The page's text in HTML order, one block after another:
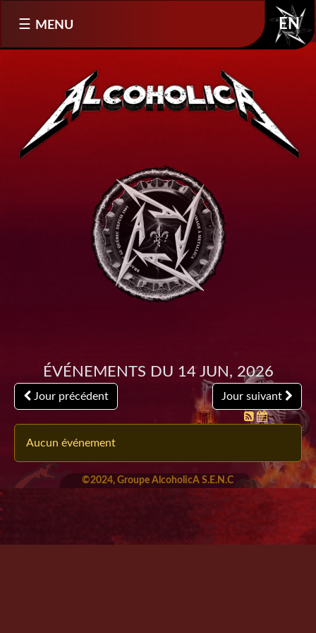
Événements du 14 Jun, 2026
Jour précédent Jour suivant
Aucun événement
©2024, Groupe AlcoholicA S.E.N.C
EN
MENU